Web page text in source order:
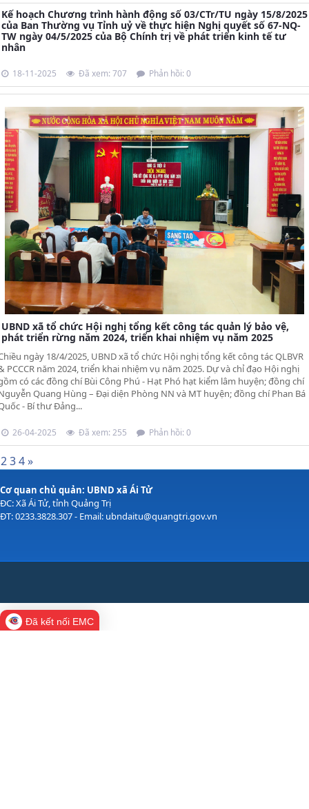
Kế hoạch Chương trình hành động số 03/CTr/TU ngày 15/8/2025
của Ban Thường vụ Tỉnh uỷ về thực hiện Nghị quyết số 67-NQ-
TW ngày 04/5/2025 của Bộ Chính trị về phát triển kinh tế tư
nhân
18-11-2025 Đã xem: 707 Phản hồi: 0
UBND xã tổ chức Hội nghị tổng kết công tác quản lý bảo vệ,
phát triển rừng năm 2024, triển khai nhiệm vụ năm 2025
ngày 18/4/2025, UBND xã tổ chức Hội nghị tổng kết công tác QLBVR
PCCCR năm 2024, triển khai nhiệm vụ năm 2025. Dự và chỉ đạo Hội nghị
có các đồng chí Bùi Công Phú - Hạt Phó hạt kiểm lâm huyện; đồng chí
Quang Hùng – Đại diện Phòng NN và MT huyện; đồng chí Phan Bá
- Bí thư Đảng...
26-04-2025 Đã xem: 255 Phản hồi: 0
234»
Cơ quan chủ quản: UBND xã Ái Tử
ĐC: Xã Ái Tử, tỉnh Quảng Trị
ĐT: 0233.3828.307 - Email: ubndaitu@quangtri.gov.vn
Đã kết nối EMC